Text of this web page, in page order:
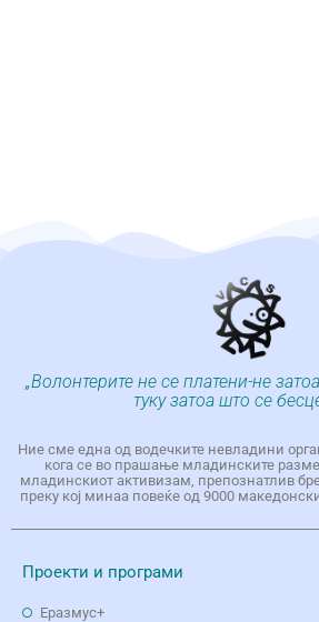
„Волонтерите не се платени-не
туку затоа што се
Ние сме една од водечките невладини
кога се во прашање младинските
младинскиот активизам, препознатлив
преку кој минаа повеќе од 9000
Проекти и програми
Еразмус+